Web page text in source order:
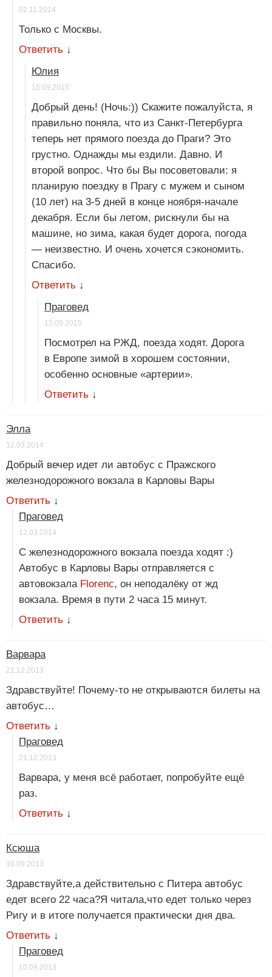
02.11.2014
Только с Москвы.
Ответить ↓
Юлия
15.09.2015
Добрый день! (Ночь:)) Скажите пожалуйста, я
правильно поняла, что из Санкт-Петербурга
теперь нет прямого поезда до Праги? Это
грустно. Однажды мы ездили. Давно. И
второй вопрос. Что бы Вы посоветовали: я
планирую поездку в Прагу с мужем и сыном
(10 лет) на 3-5 дней в конце ноября-начале
декабря. Если бы летом, рискнули бы на
машине, но зима, какая будет дорога, погода
— неизвестно. И очень хочется сэкономить.
Спасибо.
Ответить ↓
Праговед
15.09.2015
Посмотрел на РЖД, поезда ходят. Дорога
в Европе зимой в хорошем состоянии,
особенно основные «артерии».
Ответить ↓
Элла
12.03.2014
Добрый вечер идет ли автобус с Пражского
железнодорожного вокзала в Карловы Вары
Ответить ↓
Праговед
12.03.2014
С железнодорожного вокзала поезда ходят :)
Автобус в Карловы Вары отправляется с
автовокзала Florenc, он неподалёку от жд
вокзала. Время в пути 2 часа 15 минут.
Ответить ↓
Варвара
21.12.2013
Здравствуйте! Почему-то не открываются билеты на
автобус…
Ответить ↓
Праговед
21.12.2013
Варвара, у меня всё работает, попробуйте ещё
раз.
Ответить ↓
Ксюша
10.09.2013
Здравствуйте,а действительно с Питера автобус
едет всего 22 часа?Я читала,что едет только через
Ригу и в итоге получается практически дня два.
Ответить ↓
Праговед
10.09.2013